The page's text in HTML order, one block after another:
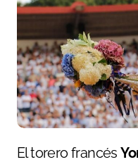
El torero francés